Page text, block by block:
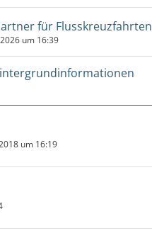
für Flusskreuzfahrten
um 16:39
um 16:19